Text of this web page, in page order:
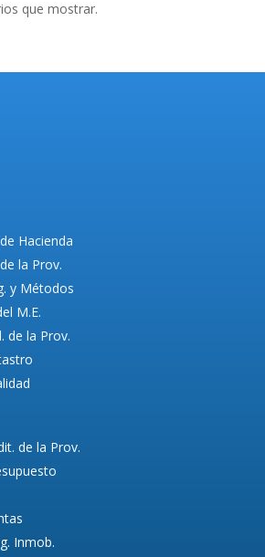
que mostrar.
Hacienda
la Prov.
y Métodos
M.E.
de la Prov.
de la Prov.
Inmob.